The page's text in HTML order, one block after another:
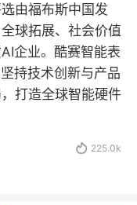
由福布斯中国发
球拓展、社会价值
企业。酷赛智能表
持技术创新与产品
打造全球智能硬件
 225.0k